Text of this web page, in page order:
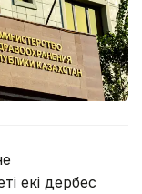
екі дербес